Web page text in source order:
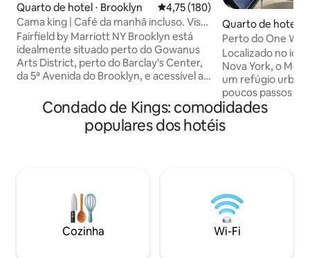
Quarto de hotel ⋅ Brooklyn 4,75 de uma avaliação média de
4,75 (180)
Cama king | Café da manhã incluso. Vista
para Manhattan
Fairfield by Marriott NY Brooklyn está
idealmente situado perto do Gowanus
Arts District, perto do Barclay's Center,
da 5ª Avenida do Brooklyn, e acessível a
massa, incluindo duas paradas de metrô
principais que se conectam a
Manhattan. Desfrute da vibrante cena
itens quentes ✔ Academia ✔ Recepção
24 horas ✔ Aceita animais de estimação
Quarto de hotel ⋅
Perto do One
piscina e bar no
Localizado no
Nova York, o
um refúgio
poucos passos
nível
extensa coleção
amplas janelas
com vista para
refeições
Selene, um
geração e
Condado de Kings: comodidades
populares dos hotéis
Cozinha Wi-Fi